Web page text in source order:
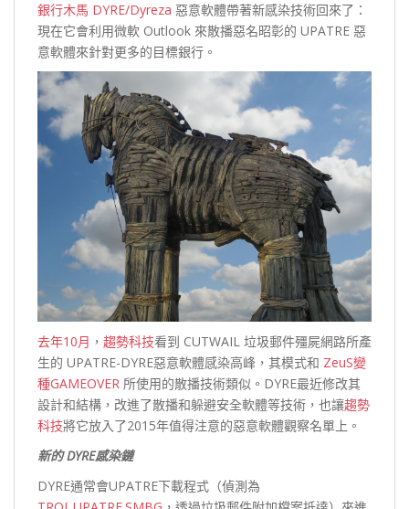
銀行木馬 DYRE/Dyreza 惡意軟體帶著新感染技術回來了：
現在它會利用微軟 Outlook 來散播惡名昭彰的 UPATRE 惡
意軟體來針對更多的目標銀行。
去年10月 ， 趨勢科技看到 CUTWAIL 垃圾郵件殭屍網路所產
生的 UPATRE-DYRE惡意軟體感染高峰，其模式和 ZeuS變
種GAMEOVER 所使用的散播技術類似。DYRE最近修改其
設計和結構，改進了散播和躲避安全軟體等技術，也讓趨勢
科技將它放入了2015年值得注意的惡意軟體觀察名單上。
新的 DYRE感染鏈
DYRE通常會UPATRE下載程式（偵測為